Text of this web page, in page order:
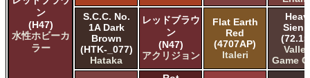
ン
(H47)
水性ホビーカ
ラー
S.C.C. No.
1A Dark
Brown
(HTK-_077)
Hataka
レッドブラウ
ン
(N47)
アクリジョン
Flat Earth
Red
(4707AP)
Italeri
Game